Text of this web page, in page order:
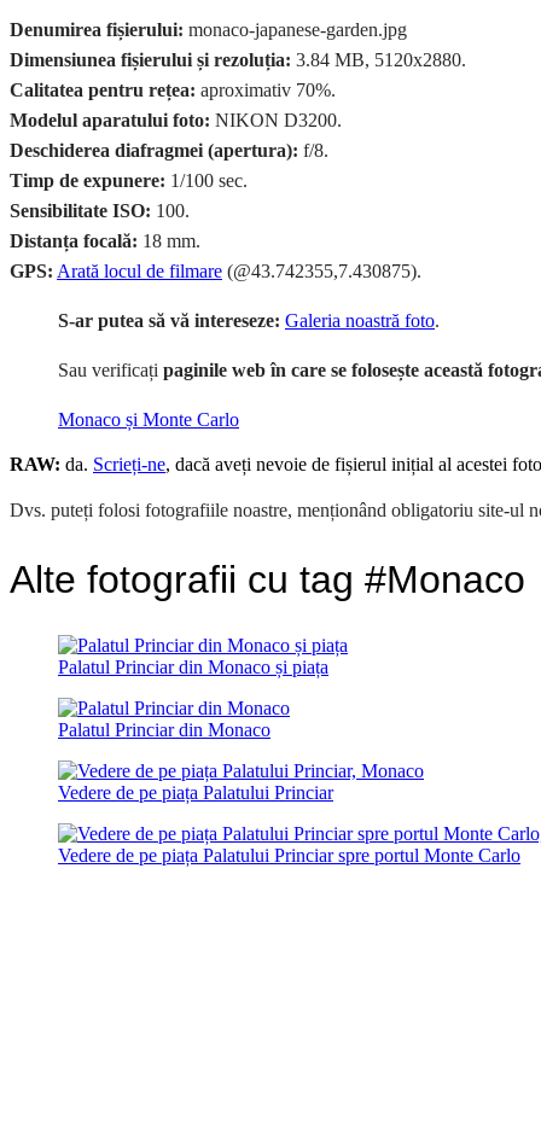
Denumirea fișierului: monaco-japanese-garden.jpg
Dimensiunea fișierului și rezoluția: 3.84 MB, 5120x2880.
Calitatea pentru rețea: aproximativ 70%.
Modelul aparatului foto: NIKON D3200.
Deschiderea diafragmei (apertura): f/8.
Timp de expunere: 1/100 sec.
Sensibilitate ISO: 100.
Distanța focală: 18 mm.
GPS: Arată locul de filmare (@43.742355,7.430875).
S-ar putea să vă intereseze: Galeria noastră foto.
Sau verificați paginile web în care se folosește această
Monaco și Monte Carlo
RAW: da. Scrieți-ne, dacă aveți nevoie de fișierul inițial al acestei
Dvs. puteți folosi fotografiile noastre, menționând obligatoriu site-ul
Alte fotografii cu tag #Monaco
Palatul Princiar din Monaco și piața
Palatul Princiar din Monaco
Vedere de pe piața Palatului Princiar
Vedere de pe piața Palatului Princiar spre portul Monte Carlo